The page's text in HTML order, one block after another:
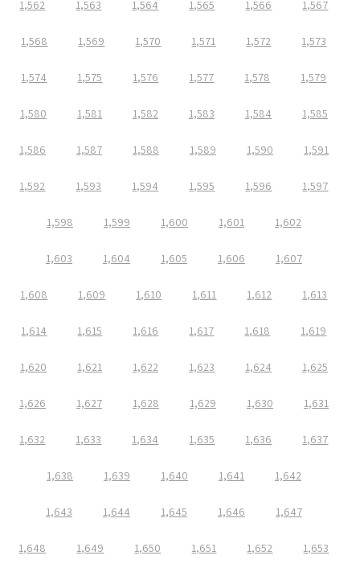
1,562 1,563 1,564 1,565 1,566 1,567
1,568 1,569 1,570 1,571 1,572 1,573
1,574 1,575 1,576 1,577 1,578 1,579
1,580 1,581 1,582 1,583 1,584 1,585
1,586 1,587 1,588 1,589 1,590 1,591
1,592 1,593 1,594 1,595 1,596 1,597
1,598 1,599 1,600 1,601 1,602
1,603 1,604 1,605 1,606 1,607
1,608 1,609 1,610 1,611 1,612 1,613
1,614 1,615 1,616 1,617 1,618 1,619
1,620 1,621 1,622 1,623 1,624 1,625
1,626 1,627 1,628 1,629 1,630 1,631
1,632 1,633 1,634 1,635 1,636 1,637
1,638 1,639 1,640 1,641 1,642
1,643 1,644 1,645 1,646 1,647
1,648 1,649 1,650 1,651 1,652 1,653